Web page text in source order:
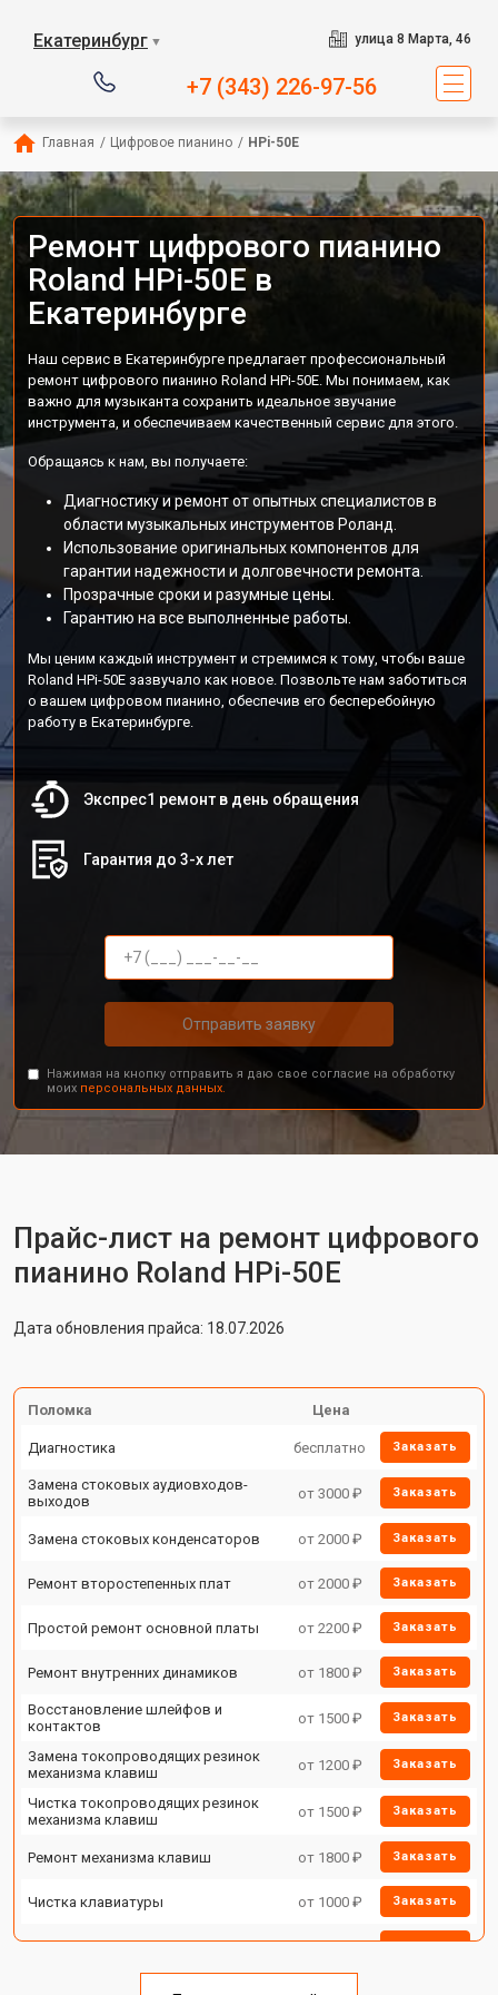
Екатеринбург ▼ улица 8 Марта, 46
+7 (343) 226-97-56
Главная / Цифровое пианино / HPi-50E
Ремонт цифрового пианино
Roland HPi-50E в
Екатеринбурге
Наш сервис в Екатеринбурге предлагает профессиональный
ремонт цифрового пианино Roland HPi-50E. Мы понимаем, как
важно для музыканта сохранить идеальное звучание
инструмента, и обеспечиваем качественный сервис для этого.
Обращаясь к нам, вы получаете:
Диагностику и ремонт от опытных специалистов в
области музыкальных инструментов Роланд.
Использование оригинальных компонентов для
гарантии надежности и долговечности ремонта.
Прозрачные сроки и разумные цены.
Гарантию на все выполненные работы.
Мы ценим каждый инструмент и стремимся к тому, чтобы ваше
Roland HPi-50E зазвучало как новое. Позвольте нам заботиться
о вашем цифровом пианино, обеспечив его бесперебойную
работу в Екатеринбурге.
Экспрес1 ремонт в день обращения
Гарантия до 3-х лет
Отправить заявку
Нажимая на кнопку отправить я даю свое согласие на обработку
моих персональных данных.
Прайс-лист на ремонт цифрового
пианино Roland HPi-50E
Дата обновления прайса: 18.07.2026
Поломка Цена
Диагностика бесплатно Заказать
Замена стоковых аудиовходов-
выходов
от 3000 ₽ Заказать
Замена стоковых конденсаторов от 2000 ₽ Заказать
Ремонт второстепенных плат от 2000 ₽ Заказать
Простой ремонт основной платы от 2200 ₽ Заказать
Ремонт внутренних динамиков от 1800 ₽ Заказать
Восстановление шлейфов и
контактов
от 1500 ₽ Заказать
Замена токопроводящих резинок
механизма клавиш
от 1200 ₽ Заказать
Чистка токопроводящих резинок
механизма клавиш
от 1500 ₽ Заказать
Ремонт механизма клавиш от 1800 ₽ Заказать
Чистка клавиатуры от 1000 ₽ Заказать
Ремонт клавиш от 1800 ₽ Заказать
Замена клавиш и уплотнителей от 1200 ₽